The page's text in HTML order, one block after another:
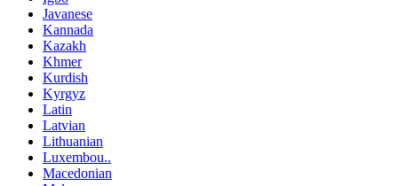
Javanese
Kannada
Kazakh
Khmer
Kurdish
Kyrgyz
Latin
Latvian
Lithuanian
Luxembou..
Macedonian